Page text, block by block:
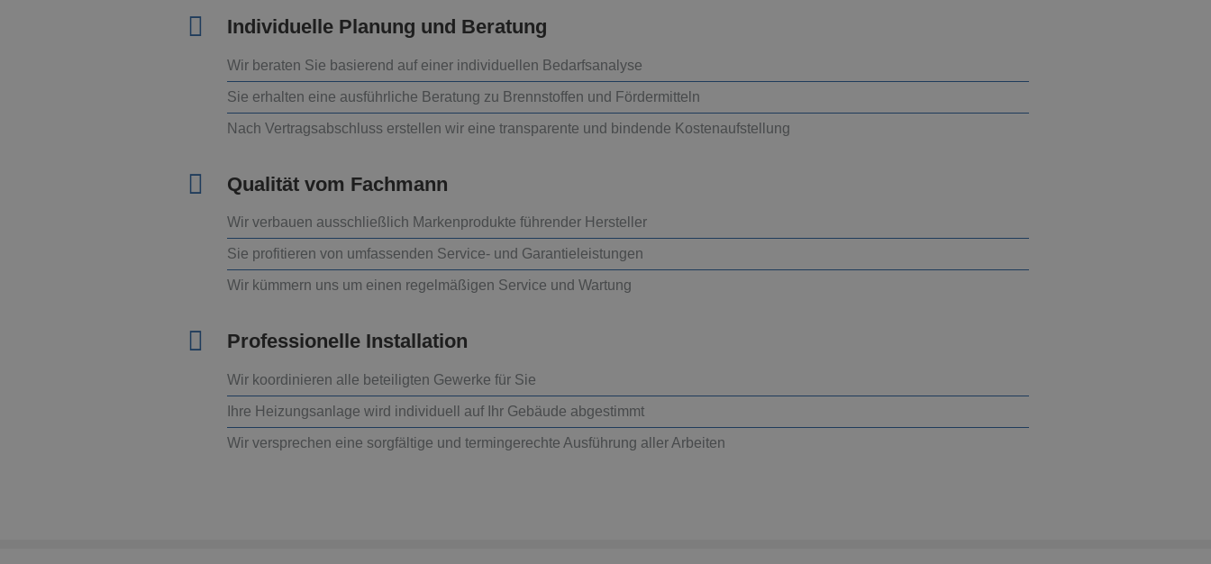
Individuelle Planung und Beratung
Wir beraten Sie basierend auf einer individuellen Bedarfsanalyse
Sie erhalten eine ausführliche Beratung zu Brennstoffen und Fördermitteln
Nach Vertragsabschluss erstellen wir eine transparente und bindende Kostenaufstellung
Qualität vom Fachmann
Wir verbauen ausschließlich Markenprodukte führender Hersteller
Sie profitieren von umfassenden Service- und Garantieleistungen
Wir kümmern uns um einen regelmäßigen Service und Wartung
Professionelle Installation
Wir koordinieren alle beteiligten Gewerke für Sie
Ihre Heizungsanlage wird individuell auf Ihr Gebäude abgestimmt
Wir versprechen eine sorgfältige und termingerechte Ausführung aller Arbeiten